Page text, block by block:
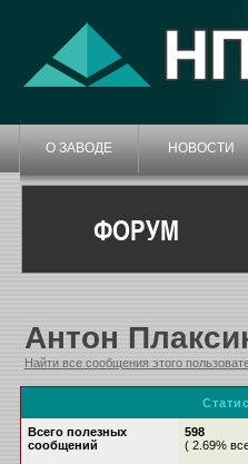
О ЗАВОДЕ НОВОСТИ
ФОРУМ
Антон
Найти все сообщения этого
Всего полезных
сообщений
598
( 2.69%